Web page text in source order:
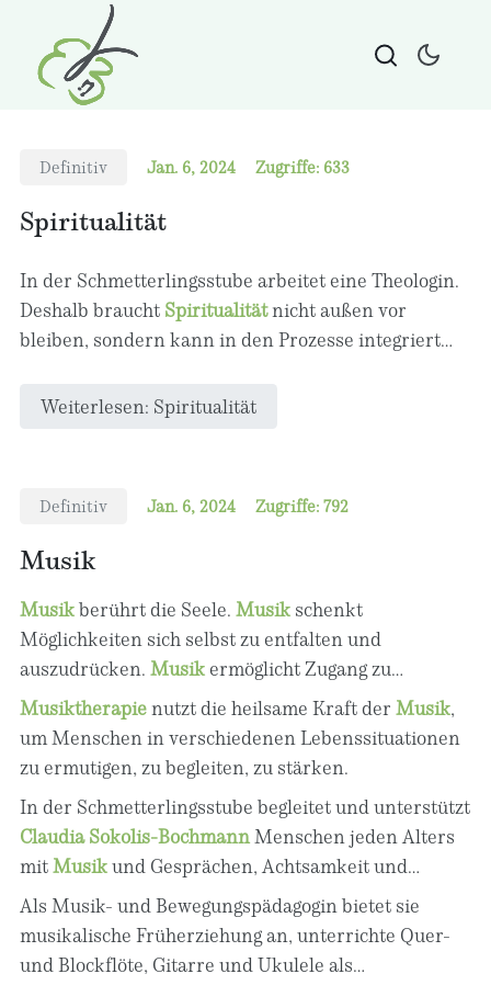
Definitiv Jan. 6, 2024 Zugriffe: 633
Spiritualität
In der Schmetterlingsstube arbeitet eine Theologin.
Deshalb braucht Spiritualitätnicht außen vor
bleiben, sondern kann in den Prozesse integriert
Weiterlesen: Spiritualität
Definitiv Jan. 6, 2024 Zugriffe: 792
Musik
Musikberührt die Seele. Musik schenkt
Möglichkeiten sich selbst zu entfalten und
auszudrücken. Musikermöglicht Zugang zu
Gefühlen, Gedanken und eigener Kreativität.
Musiktherapienutzt die heilsame Kraft der Musik,
um Menschen in verschiedenen Lebenssituationen
zu ermutigen, zu begleiten, zu stärken.
In der Schmetterlingsstube begleitet und unterstützt
Claudia Sokolis-BochmannMenschen jeden Alters
mitMusikund Gesprächen, Achtsamkeit und
Entspannungsübungen.
Als Musik- und Bewegungspädagogin bietet sie
musikalische Früherziehung an, unterrichte Quer-
und Blockflöte, Gitarre und Ukulele als